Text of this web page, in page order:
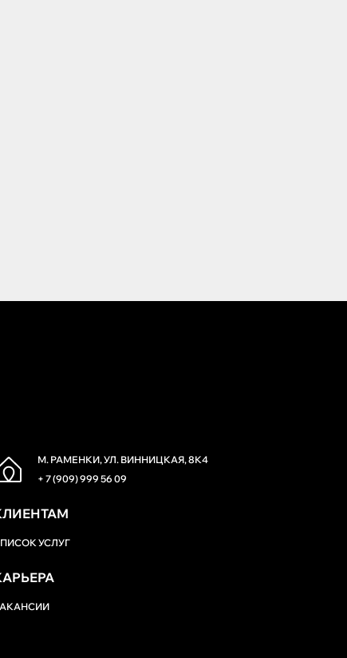
М. РАМЕНКИ, УЛ. ВИННИЦКАЯ, 8К4
+ 7 (909) 999 56 09
УСЛУГ